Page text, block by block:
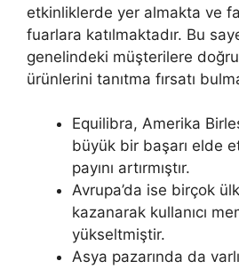
etkinliklerde yer almakta ve
fuarlara katılmaktadır. Bu
genelindeki müşterilere
ürünlerini tanıtma fırsatı
Equilibra, Amerika
büyük bir başarı elde
payını artırmıştır.
Avrupa’da ise birçok
kazanarak kullanıcı
yükseltmiştir.
Asya pazarında da